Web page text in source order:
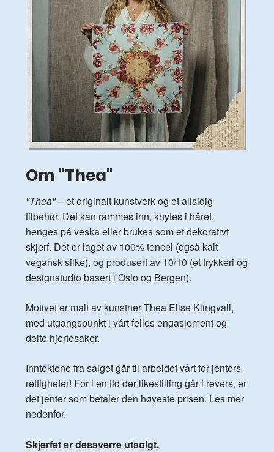
Om "Thea"
"Thea"– et originalt kunstverk og et allsidig
tilbehør. Det kan rammes inn, knytes i håret,
henges på veska eller brukes som et dekorativt
skjerf. Det er laget av 100% tencel (også kalt
vegansk silke), og produsert av 10/10 (et trykkeri og
designstudio basert i Oslo og Bergen).
Motivet er malt av kunstner Thea Elise Klingvall,
med utgangspunkt i vårt felles engasjement og
delte hjertesaker.
Inntektene fra salget går til arbeidet vårt for jenters
rettigheter! For i en tid der likestilling går i revers, er
det jenter som betaler den høyeste prisen. Les mer
nedenfor.
Skjerfet er dessverre utsolgt.